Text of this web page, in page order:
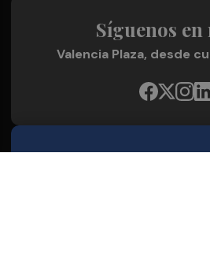
Síguenos en
Valencia Plaza, desde
Quienes